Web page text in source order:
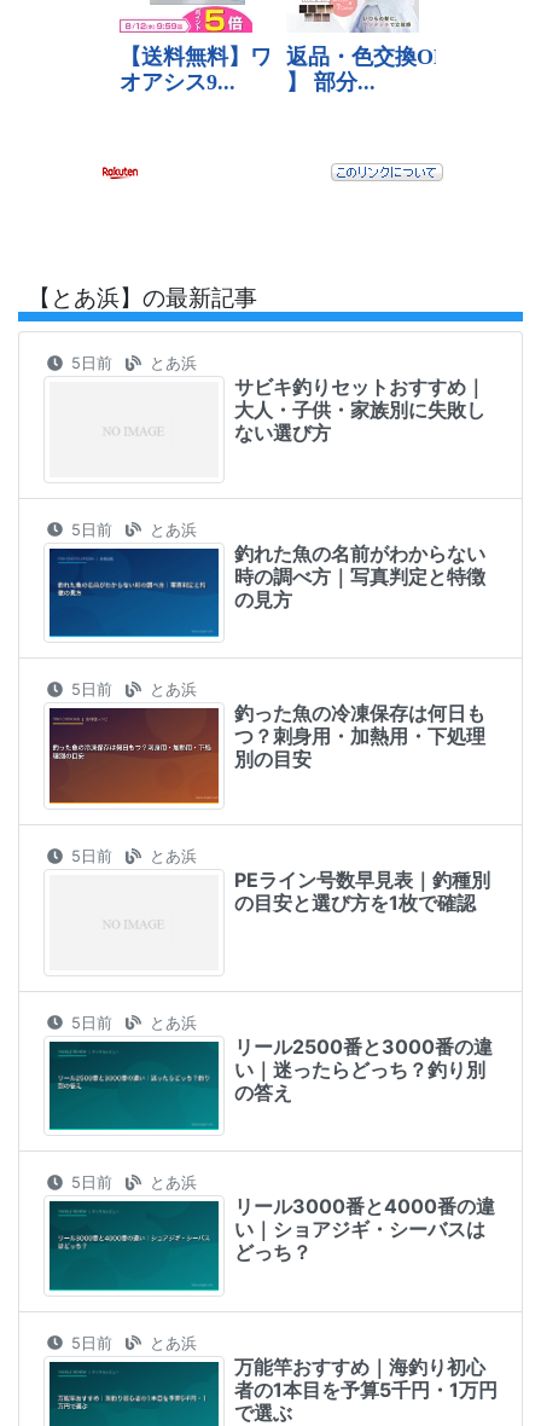
【とあ浜】の最新記事
5日前 とあ浜
サビキ釣りセットおすすめ｜
大人・子供・家族別に失敗し
ない選び方
5日前 とあ浜
釣れた魚の名前がわからない
時の調べ方｜写真判定と特徴
の見方
5日前 とあ浜
釣った魚の冷凍保存は何日も
つ？刺身用・加熱用・下処理
別の目安
5日前 とあ浜
PEライン号数早見表｜釣種別
の目安と選び方を1枚で確認
5日前 とあ浜
リール2500番と3000番の違
い｜迷ったらどっち？釣り別
の答え
5日前 とあ浜
リール3000番と4000番の違
い｜ショアジギ・シーバスは
どっち？
5日前 とあ浜
万能竿おすすめ｜海釣り初心
者の1本目を予算5千円・1万円
で選ぶ